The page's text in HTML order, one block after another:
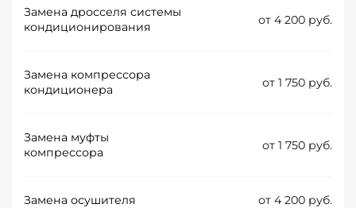
Замена дросселя системы
кондиционирования
от 4 200 руб.
Замена компрессора
кондиционера
от 1 750 руб.
Замена муфты
компрессора
от 1 750 руб.
Замена осушителя от 4 200 руб.